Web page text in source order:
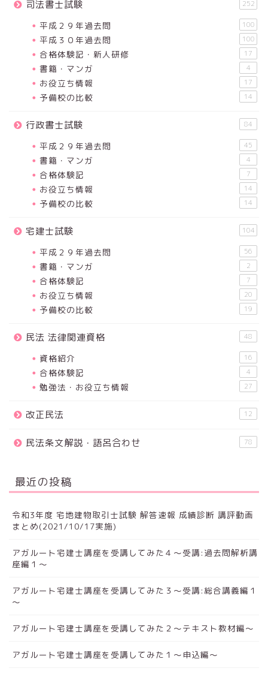
司法書士試験 252
平成２９年過去問 100
平成３０年過去問 100
合格体験記・新人研修 17
書籍・マンガ 4
お役立ち情報 17
予備校の比較 14
行政書士試験 84
平成２９年過去問 45
書籍・マンガ 4
合格体験記 7
お役立ち情報 14
予備校の比較 14
宅建士試験 104
平成２９年過去問 56
書籍・マンガ 2
合格体験記 7
お役立ち情報 20
予備校の比較 19
民法 法律関連資格 48
資格紹介 16
合格体験記 4
勉強法・お役立ち情報 27
改正民法 12
民法条文解説・語呂合わせ 78
最近の投稿
令和3年度 宅地建物取引士試験 解答速報 成績診断 講評動画
まとめ(2021/10/17実施)
アガルート宅建士講座を受講してみた４～受講:過去問解析講
座編１～
アガルート宅建士講座を受講してみた３～受講:総合講義編１
～
アガルート宅建士講座を受講してみた２～テキスト教材編～
アガルート宅建士講座を受講してみた１～申込編～